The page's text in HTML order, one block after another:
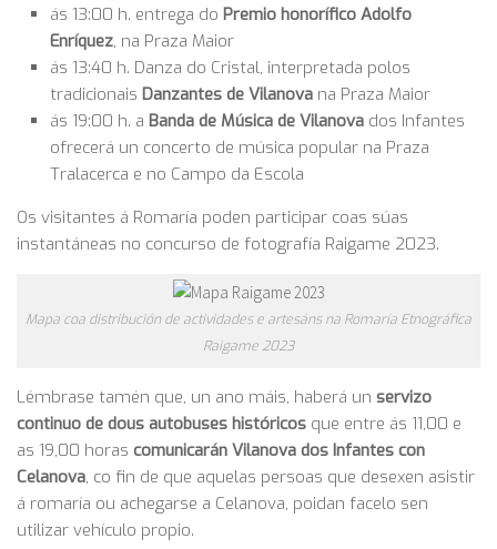
ás 13:00 h. entrega do Premio honorífico Adolfo
Enríquez, na Praza Maior
ás 13:40 h. Danza do Cristal, interpretada polos
tradicionais Danzantes de Vilanova na Praza Maior
ás 19:00 h. a Banda de Música de Vilanova dos Infantes
ofrecerá un concerto de música popular na Praza
Tralacerca e no Campo da Escola
Os visitantes á Romaría poden participar coas súas
instantáneas no concurso de fotografía Raigame 2023.
Mapa coa distribución de actividades e artesáns na Romaría Etnográfica
Raigame 2023
Lémbrase tamén que, un ano máis, haberá un servizo
continuo de dous autobuses históricos que entre ás 11,00 e
as 19,00 horas comunicarán Vilanova dos Infantes con
Celanova, co fin de que aquelas persoas que desexen asistir
á romaría ou achegarse a Celanova, poidan facelo sen
utilizar vehículo propio.